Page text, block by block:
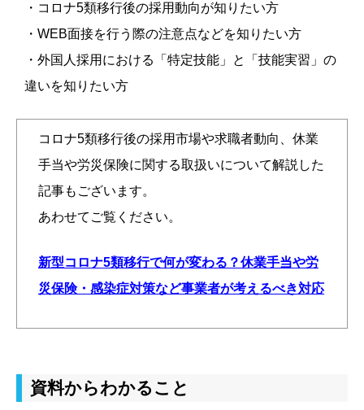
・コロナ5類移行後の採用動向が知りたい方
・WEB面接を行う際の注意点などを知りたい方
・外国人採用における「特定技能」と「技能実習」の
違いを知りたい方
コロナ5類移行後の採用市場や求職者動向、休業
手当や労災保険に関する取扱いについて解説した
記事もございます。
あわせてご覧ください。
新型コロナ5類移行で何が変わる？休業手当や労
災保険・感染症対策など事業者が考えるべき対応
資料からわかること